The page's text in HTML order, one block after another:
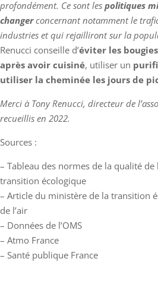
profondément. Ce sont les politiques
changerconcernant notamment le
industries et qui rejailliront sur la
Renucci conseille d’éviter les bougies
après avoir cuisiné, utiliser un
utiliser la cheminée les jours de
Merci à Tony Renucci, directeur de
recueillis en 2022.
Sources :
– Tableau des normes de la qualité de
transition écologique
– Article du ministère de la transition
de l’air
– Données de l’OMS
– Atmo France
– Santé publique France